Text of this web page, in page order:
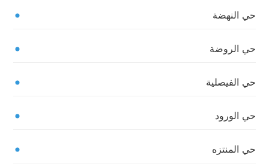
حي النهضة
حي الروضة
حي الفيصلية
حي الورود
حي المنتزه